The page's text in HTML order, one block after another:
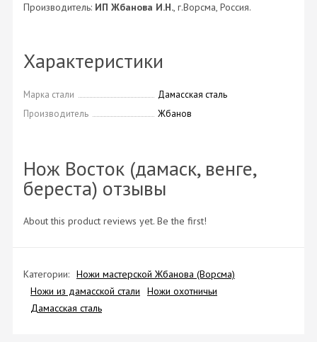
Производитель: ИП Жбанова И.Н., г.Ворсма, Россия.
Характеристики
Марка стали
Дамасская сталь
Производитель
Жбанов
Нож Восток (дамаск, венге,
береста) отзывы
About this product reviews yet. Be the first!
Категории: Ножи мастерской Жбанова (Ворсма)
Ножи из дамасской стали
Ножи охотничьи
Дамасская сталь